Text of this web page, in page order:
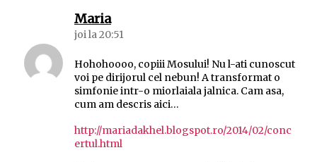
Mariaspune:
joi la 20:51
Hohohoooo, copiii Mosului! Nu l-ati cunoscut
voi pe dirijorul cel nebun! A transformat o
simfonie intr-o miorlaiala jalnica. Cam asa,
cum am descris aici…
http://mariadakhel.blogspot.ro/2014/02/conc
ertul.html